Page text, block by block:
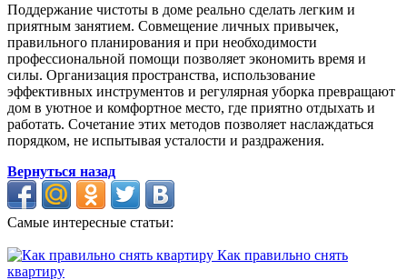
Поддержание чистоты в доме реально сделать легким и
приятным занятием. Совмещение личных привычек,
правильного планирования и при необходимости
профессиональной помощи позволяет экономить время и
силы. Организация пространства, использование
эффективных инструментов и регулярная уборка превращают
дом в уютное и комфортное место, где приятно отдыхать и
работать. Сочетание этих методов позволяет наслаждаться
порядком, не испытывая усталости и раздражения.
Вернуться назад
Самые интересные статьи:
Как правильно снять
квартиру